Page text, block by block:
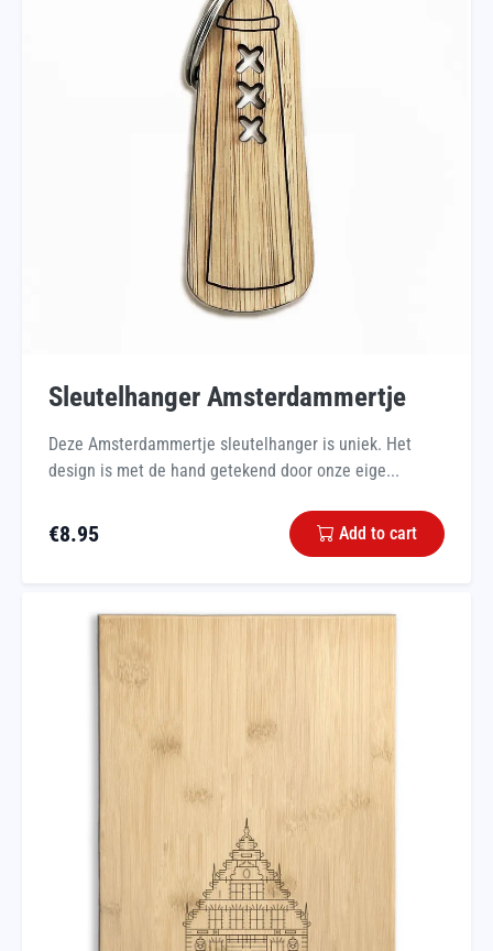
Sleutelhanger Amsterdammertje
Deze Amsterdammertje sleutelhanger is uniek. Het
design is met de hand getekend door onze eige...
€8.95 Add to cart